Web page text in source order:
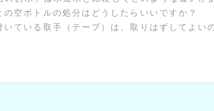
空ボトルの処分はどうしたらいいですか？
いている取手（テープ）は、取りはずしてよい